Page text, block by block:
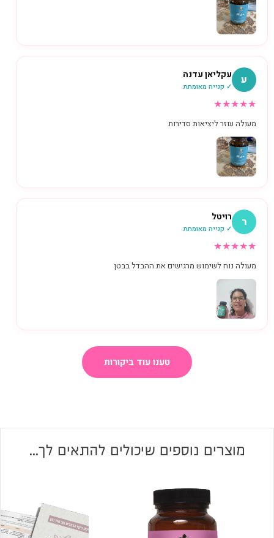
ע עקליאן עדנה
✓ קנייה מאומתת
★
★
★
★
★
מעולה עוזר ליציאות סדירות
ר רויטל
✓ קנייה מאומתת
★
★
★
★
★
מעולה נוח לשימוש מרגישים את ההבדל בבטן
טענו עוד ביקורות
מוצרים נוספים שיכולים להתאים לך...